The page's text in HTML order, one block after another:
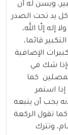
ويسن له أن
يد تحت الصدر
إله إلّا الله،
قائما،
الإضافية
شك في
كما
استمر
يجب أن يتبعه
تقول الركعة
وتترك